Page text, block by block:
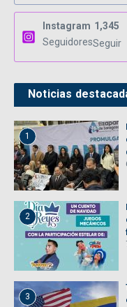
Instagram 1,345
SeguidoresSeguir
Noticias
1
2
3